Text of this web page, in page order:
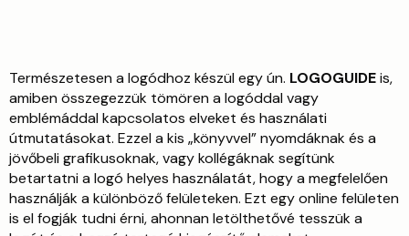
Természetesen a logódhoz készül egy ún. LOGOGUIDEis,
amiben összegezzük tömören a logóddal vagy
emblémáddal kapcsolatos elveket és használati
útmutatásokat. Ezzel a kis „könyvvel” nyomdáknak és a
jövőbeli grafikusoknak, vagy kollégáknak segítünk
betartatni a logó helyes használatát, hogy a megfelelően
használják a különböző felületeken. Ezt egy online felületen
is el fogják tudni érni, ahonnan letölthetővé tesszük a